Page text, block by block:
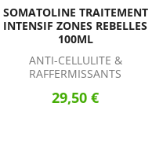
SOMATOLINE TRAITEMENT
INTENSIF ZONES REBELLES
100ML
ANTI-CELLULITE &
RAFFERMISSANTS
29,50 €